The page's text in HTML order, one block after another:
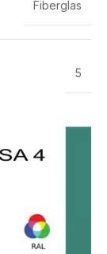
Fiberglas
5